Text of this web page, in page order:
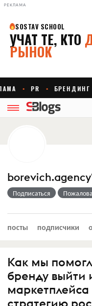
РЕКЛАМА
Подписаться
посты подписчики
Как мы
бренду выйти
стратегию